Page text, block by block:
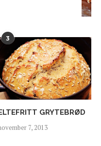
3
GRYTEBRØD
7, 2013